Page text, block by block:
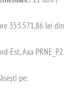
353.571,86 lei din
Est, Axa PRNE_P2
pe: